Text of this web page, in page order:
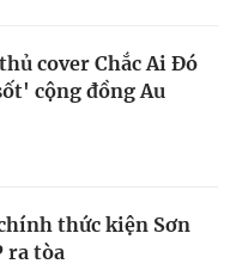
cover Chắc Ai Đó
cộng đồng Au
thức kiện Sơn
ra tòa